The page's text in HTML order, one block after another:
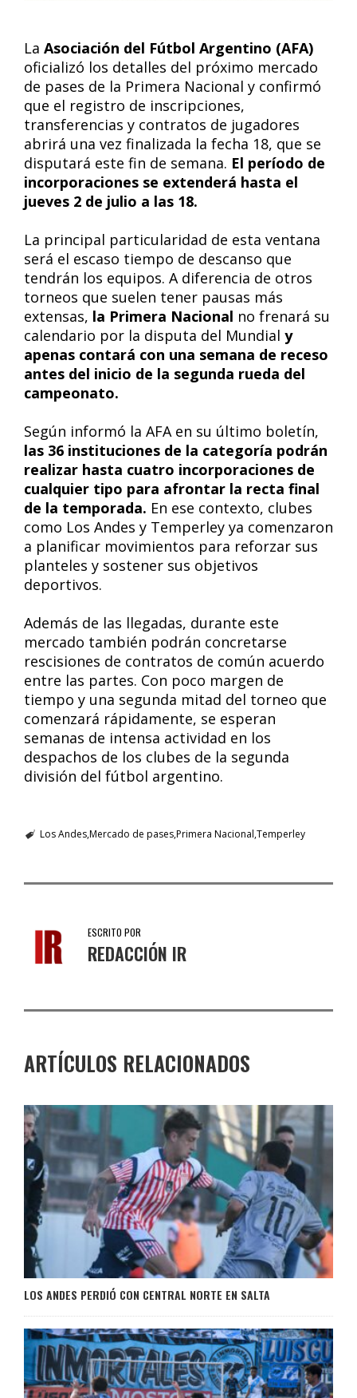
La Asociación del Fútbol Argentino (AFA)
oficializó los detalles del próximo mercado
de pases de la Primera Nacional y confirmó
que el registro de inscripciones,
transferencias y contratos de jugadores
abrirá una vez finalizada la fecha 18, que se
disputará este fin de semana. El período de
incorporaciones se extenderá hasta el
jueves 2 de julio a las 18.
La principal particularidad de esta ventana
será el escaso tiempo de descanso que
tendrán los equipos. A diferencia de otros
torneos que suelen tener pausas más
extensas, la Primera Nacional no frenará su
calendario por la disputa del Mundial y
apenas contará con una semana de receso
antes del inicio de la segunda rueda del
campeonato.
Según informó la AFA en su último boletín,
las 36 instituciones de la categoría podrán
realizar hasta cuatro incorporaciones de
cualquier tipo para afrontar la recta final
de la temporada. En ese contexto, clubes
como Los Andes y Temperley ya comenzaron
a planificar movimientos para reforzar sus
planteles y sostener sus objetivos
deportivos.
Además de las llegadas, durante este
mercado también podrán concretarse
rescisiones de contratos de común acuerdo
entre las partes. Con poco margen de
tiempo y una segunda mitad del torneo que
comenzará rápidamente, se esperan
semanas de intensa actividad en los
despachos de los clubes de la segunda
división del fútbol argentino.
Los AndesMercado de pasesPrimera Nacional Temperley
ESCRITO POR
REDACCIÓN IR
ARTÍCULOS RELACIONADOS
LOS ANDES PERDIÓ CON CENTRAL NORTE EN SALTA